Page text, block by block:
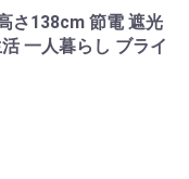
さ138cm 節電 遮光
一人暮らし ブライ